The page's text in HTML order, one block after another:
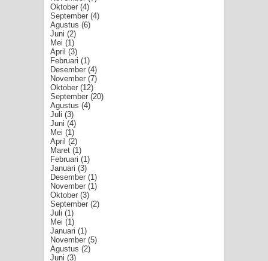
Oktober (4)
September (4)
Agustus (6)
Juni (2)
Mei (1)
April (3)
Februari (1)
Desember (4)
November (7)
Oktober (12)
September (20)
Agustus (4)
Juli (3)
Juni (4)
Mei (1)
April (2)
Maret (1)
Februari (1)
Januari (3)
Desember (1)
November (1)
Oktober (3)
September (2)
Juli (1)
Mei (1)
Januari (1)
November (5)
Agustus (2)
Juni (3)